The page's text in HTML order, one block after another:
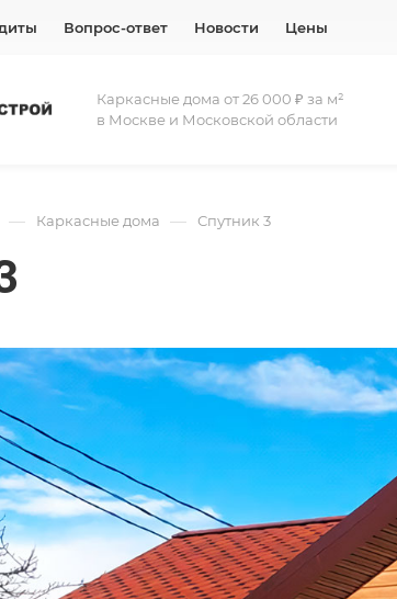
Вопрос-ответ Новости Цены
Каркасные дома от 26 000 ₽ за м²
в Москве и Московской области
— Каркасные дома — Спутник 3